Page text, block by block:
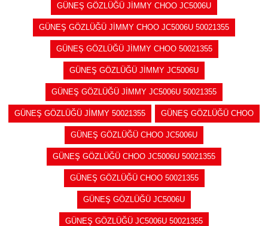
GÜNEŞ GÖZLÜĞÜ JİMMY CHOO JC5006U
GÜNEŞ GÖZLÜĞÜ JİMMY CHOO JC5006U 50021355
GÜNEŞ GÖZLÜĞÜ JİMMY CHOO 50021355
GÜNEŞ GÖZLÜĞÜ JİMMY JC5006U
GÜNEŞ GÖZLÜĞÜ JİMMY JC5006U 50021355
GÜNEŞ GÖZLÜĞÜ JİMMY 50021355 GÜNEŞ GÖZLÜĞÜ CHOO
GÜNEŞ GÖZLÜĞÜ CHOO JC5006U
GÜNEŞ GÖZLÜĞÜ CHOO JC5006U 50021355
GÜNEŞ GÖZLÜĞÜ CHOO 50021355
GÜNEŞ GÖZLÜĞÜ JC5006U
GÜNEŞ GÖZLÜĞÜ JC5006U 50021355